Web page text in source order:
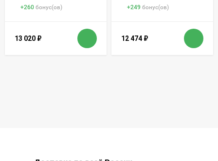
+260 бонус(ов)
13 020 ₽
+249 бонус(ов)
12 474 ₽